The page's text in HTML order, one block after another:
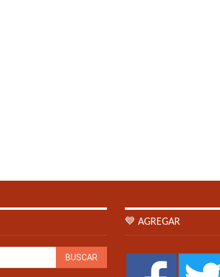
💙 AGREGAR